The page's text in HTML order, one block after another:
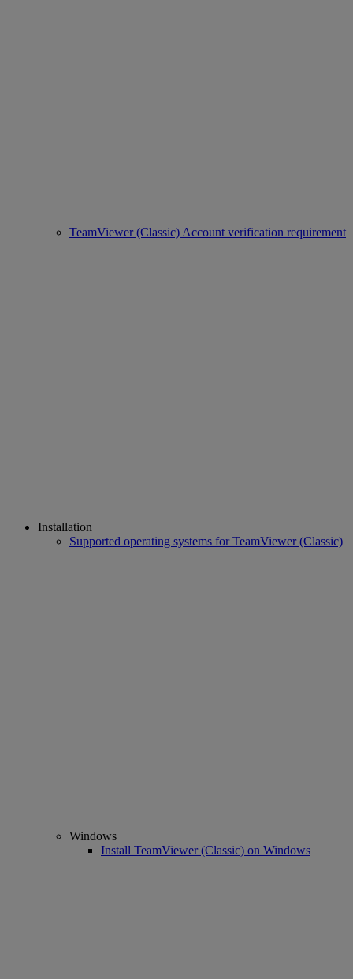
TeamViewer (Classic) Account verification requirement
Installation
Supported operating systems for TeamViewer (Classic)
Windows
Install TeamViewer (Classic) on Windows